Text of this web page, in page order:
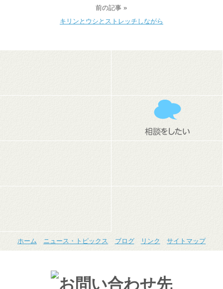
前の記事 »
キリンとウシとストレッチしながら
ホーム ニュース・トピックス ブログ リンク サイトマップ